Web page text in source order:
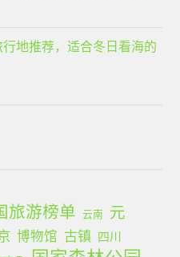
地推荐，适合冬日看海的
旅游榜单 云南 元
博物馆 古镇 四川